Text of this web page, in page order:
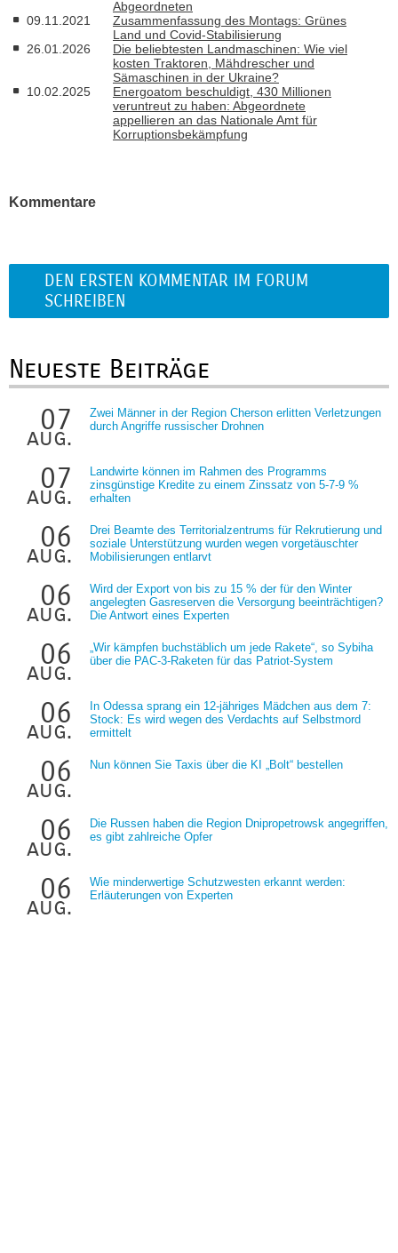
Abgeordneten
09.11.2021
Zusammenfassung des Montags: Grünes
Land und Covid-Stabilisierung
26.01.2026
Die beliebtesten Landmaschinen: Wie viel
kosten Traktoren, Mähdrescher und
Sämaschinen in der Ukraine?
10.02.2025
Energoatom beschuldigt, 430 Millionen
veruntreut zu haben: Abgeordnete
appellieren an das Nationale Amt für
Korruptionsbekämpfung
Kommentare
DEN ERSTEN KOMMENTAR IM FORUM
SCHREIBEN
Neueste Beiträge
07
aug.
Zwei Männer in der Region Cherson erlitten Verletzungen
durch Angriffe russischer Drohnen
07
aug.
Landwirte können im Rahmen des Programms
zinsgünstige Kredite zu einem Zinssatz von 5-7-9 %
erhalten
06
aug.
Drei Beamte des Territorialzentrums für Rekrutierung und
soziale Unterstützung wurden wegen vorgetäuschter
Mobilisierungen entlarvt
06
aug.
Wird der Export von bis zu 15 % der für den Winter
angelegten Gasreserven die Versorgung beeinträchtigen?
Die Antwort eines Experten
06
aug.
„Wir kämpfen buchstäblich um jede Rakete“, so Sybiha
über die PAC-3-Raketen für das Patriot-System
06
aug.
In Odessa sprang ein 12-jähriges Mädchen aus dem 7:
Stock: Es wird wegen des Verdachts auf Selbstmord
ermittelt
06
aug.
Nun können Sie Taxis über die KI „Bolt“ bestellen
06
aug.
Die Russen haben die Region Dnipropetrowsk angegriffen,
es gibt zahlreiche Opfer
06
aug.
Wie minderwertige Schutzwesten erkannt werden:
Erläuterungen von Experten